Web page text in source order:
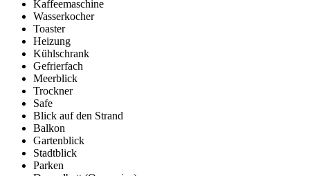
Kaffeemaschine
Wasserkocher
Toaster
Heizung
Kühlschrank
Gefrierfach
Meerblick
Trockner
Safe
Blick auf den Strand
Balkon
Gartenblick
Stadtblick
Parken